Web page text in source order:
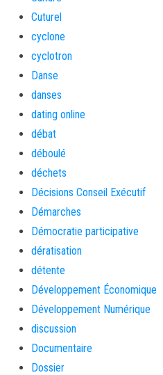
Cuturel
cyclone
cyclotron
Danse
danses
dating online
débat
déboulé
déchets
Décisions Conseil Exécutif
Démarches
Démocratie participative
dératisation
détente
Développement Économique
Développement Numérique
discussion
Documentaire
Dossier